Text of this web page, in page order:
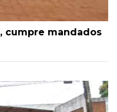
cumpre mandados